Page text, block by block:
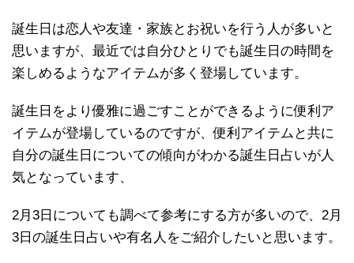
誕生日は恋人や友達・家族とお祝いを行う人が多いと
思いますが、最近では自分ひとりでも誕生日の時間を
楽しめるようなアイテムが多く登場しています。
誕生日をより優雅に過ごすことができるように便利ア
イテムが登場しているのですが、便利アイテムと共に
自分の誕生日についての傾向がわかる誕生日占いが人
気となっています、
2月3日についても調べて参考にする方が多いので、2月
3日の誕生日占いや有名人をご紹介したいと思います。